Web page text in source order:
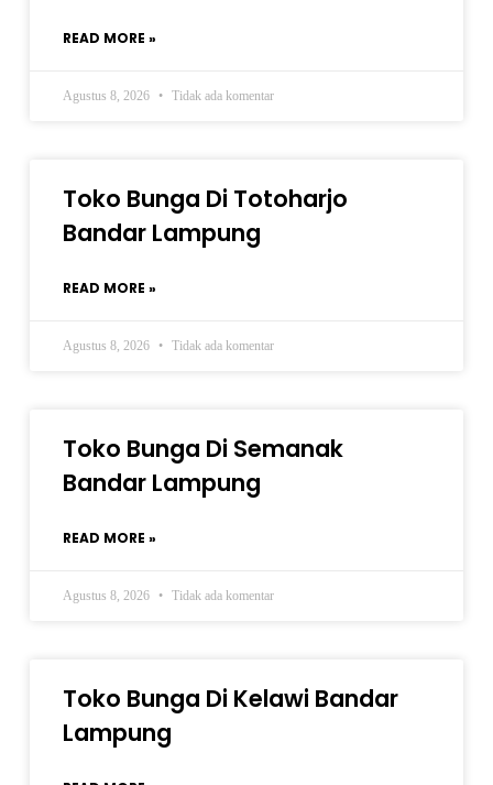
READ MORE »
Agustus 8, 2026 Tidak ada komentar
Toko Bunga Di Totoharjo
Bandar Lampung
READ MORE »
Agustus 8, 2026 Tidak ada komentar
Toko Bunga Di Semanak
Bandar Lampung
READ MORE »
Agustus 8, 2026 Tidak ada komentar
Toko Bunga Di Kelawi Bandar
Lampung